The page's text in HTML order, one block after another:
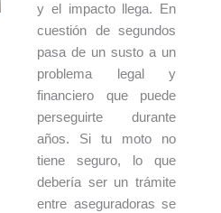
y el impacto llega. En
cuestión de segundos
pasa de un susto a un
problema legal y
financiero que puede
perseguirte durante
años. Si tu moto no
tiene seguro, lo que
debería ser un trámite
entre aseguradoras se